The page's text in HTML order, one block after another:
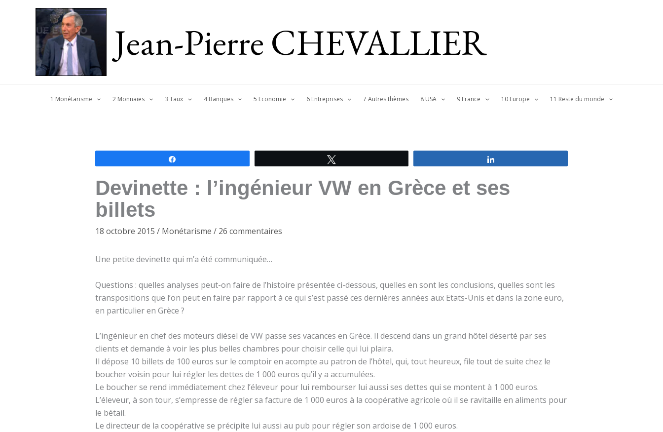
Jean-Pierre CHEVALLIER
1 Monétarisme 2 Monnaies 3 Taux 4 Banques 5 Economie 6 Entreprises 7 Autres thèmes 8 USA 9 France 10 Europe 11 Reste du monde
Devinette : l’ingénieur VW en Grèce et ses
billets
18 octobre 2015 / Monétarisme / 26 commentaires
Une petite devinette qui m’a été communiquée…
Questions : quelles analyses peut-on faire de l’histoire présentée ci-dessous, quelles en sont les conclusions, quelles sont les
transpositions que l’on peut en faire par rapport à ce qui s’est passé ces dernières années aux Etats-Unis et dans la zone euro,
en particulier en Grèce ?
L’ingénieur en chef des moteurs diésel de VW passe ses vacances en Grèce. Il descend dans un grand hôtel déserté par ses
clients et demande à voir les plus belles chambres pour choisir celle qui lui plaira.
Il dépose 10 billets de 100 euros sur le comptoir en acompte au patron de l’hôtel, qui, tout heureux, file tout de suite chez le
boucher voisin pour lui régler les dettes de 1 000 euros qu’il y a accumulées.
Le boucher se rend immédiatement chez l’éleveur pour lui rembourser lui aussi ses dettes qui se montent à 1 000 euros.
L’éleveur, à son tour, s’empresse de régler sa facture de 1 000 euros à la coopérative agricole où il se ravitaille en aliments pour
le bétail.
Le directeur de la coopérative se précipite lui aussi au pub pour régler son ardoise de 1 000 euros.